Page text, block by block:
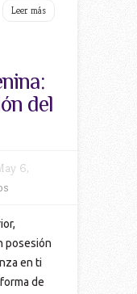
Leer más
del
6,
posesión
en ti
de